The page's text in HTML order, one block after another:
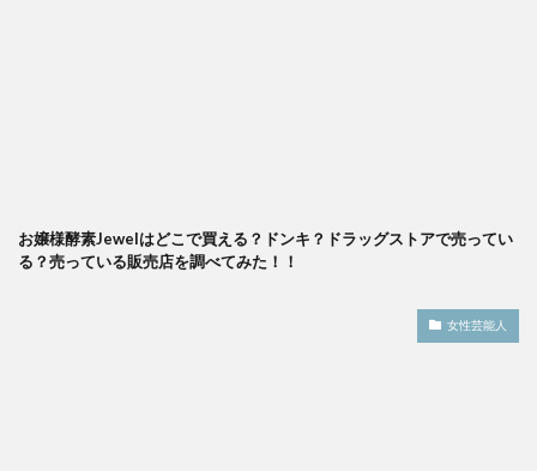
お嬢様酵素Jewelはどこで買える？ドンキ？ドラッグストアで売ってい
る？売っている販売店を調べてみた！！
女性芸能人